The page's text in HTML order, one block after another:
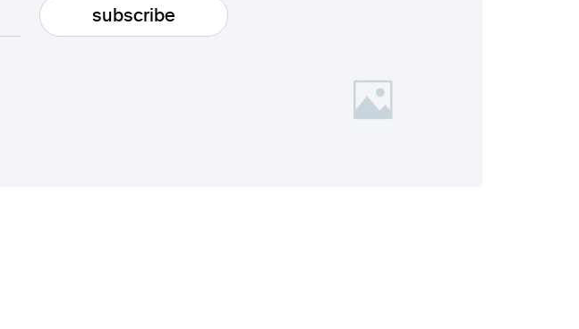
subscribe